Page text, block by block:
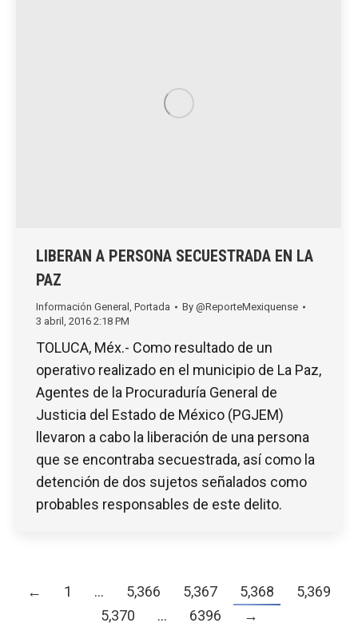
LIBERAN A PERSONA SECUESTRADA EN LA
PAZ
Información General , Portada By @ReporteMexiquense
3 abril, 2016 2:18 PM
TOLUCA, Méx.- Como resultado de un
operativo realizado en el municipio de La Paz,
Agentes de la Procuraduría General de
Justicia del Estado de México (PGJEM)
llevaron a cabo la liberación de una persona
que se encontraba secuestrada, así como la
detención de dos sujetos señalados como
probables responsables de este delito.
← 1 … 5,366 5,367 5,368
5,369
5,370
… 6396 →